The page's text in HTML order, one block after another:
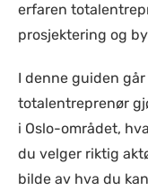
erfaren
prosjektering og
I denne guiden
totalentreprenør
i Oslo-området,
du velger riktig
bilde av hva du